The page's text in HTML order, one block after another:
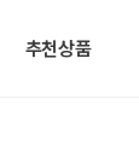
추천상품